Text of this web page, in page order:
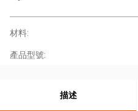
材料:
產品型號:
描述